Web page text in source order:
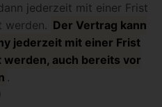
jederzeit mit einer Frist
werden. Der Vertrag kann
jederzeit mit einer Frist
werden, auch bereits vor
.